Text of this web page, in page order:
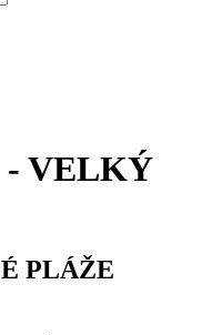
- VELKÝ
PLÁŽE